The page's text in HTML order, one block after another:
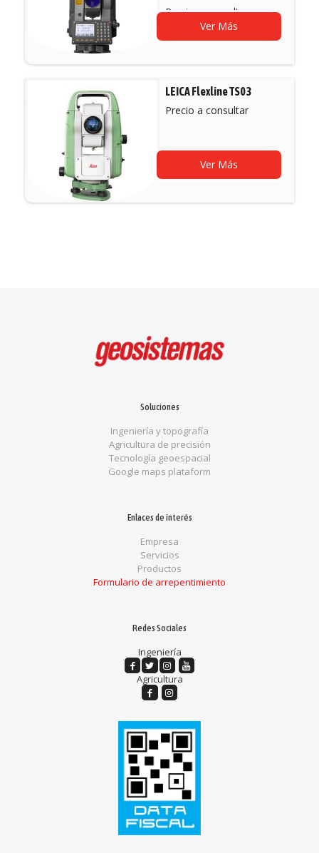
Precio a consultar
Ver Más
LEICA Flexline TS03
Precio a consultar
Ver Más
Soluciones
Ingeniería y topografía
Agricultura de precisión
Tecnología geoespacial
Google maps plataform
Enlaces de interés
Empresa
Servicios
Productos
Formulario de arrepentimiento
Redes Sociales
Ingeniería
Agricultura